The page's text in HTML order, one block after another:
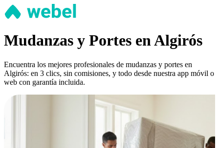
Mudanzas y Portes en Algirós
Encuentra los mejores profesionales de mudanzas y portes en
Algirós: en 3 clics, sin comisiones, y todo desde nuestra app móvil o
web con garantía incluida.